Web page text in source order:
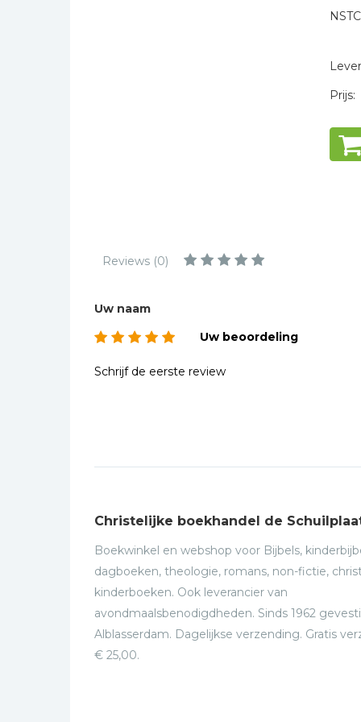
Wenskaarten
Prijs:
Reviews (0)
Uw naam
Uw beoordeling
Schrijf de eerste review
Christelijke boekhandel de
Boekwinkel en webshop voor Bijbels,
dagboeken, theologie, romans, non-fictie,
kinderboeken. Ook leverancier van
avondmaalsbenodigdheden. Sinds 1962
Alblasserdam. Dagelijkse verzending. Gratis
€ 25,00.